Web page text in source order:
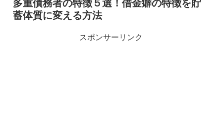
多重債務者の特徴５選！借金癖の特徴を貯
蓄体質に変える方法
スポンサーリンク